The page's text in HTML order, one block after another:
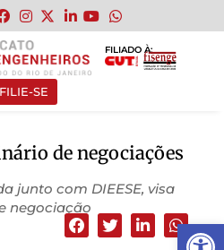
Abrir
FILIADO À:
FILIE-SE
de negociações
junto com DIEESE, visa
negociação